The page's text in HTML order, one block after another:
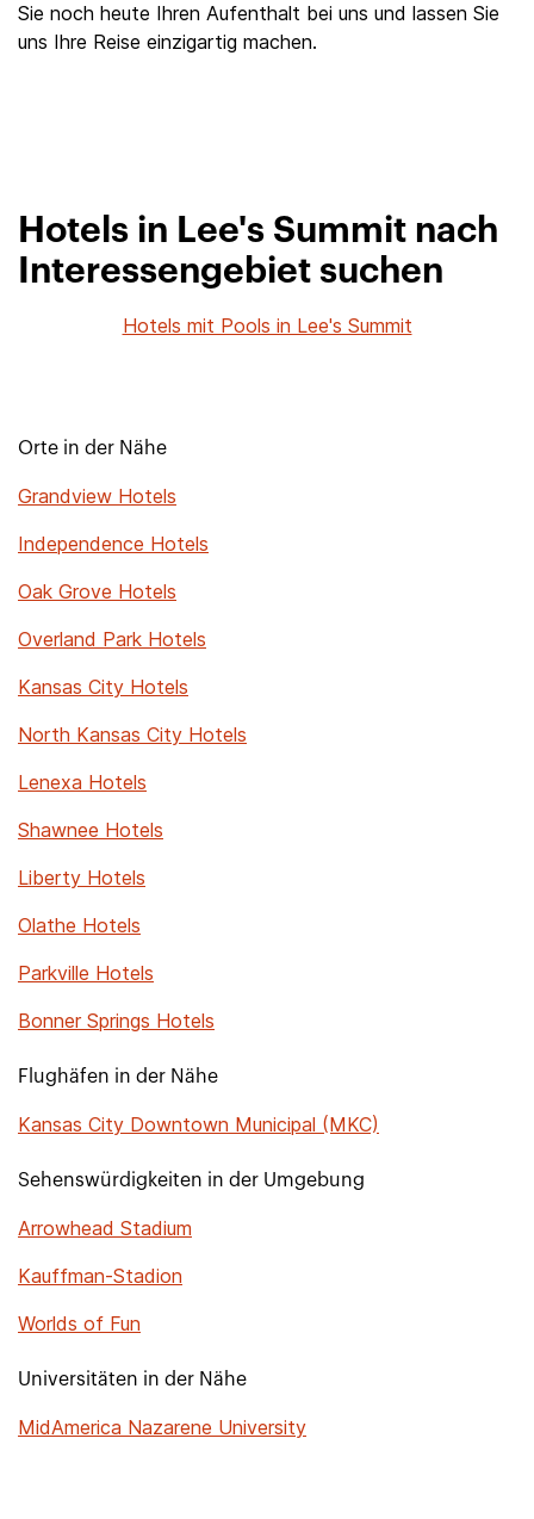
Sie noch heute Ihren Aufenthalt bei uns und lassen Sie
uns Ihre Reise einzigartig machen.
Hotels in Lee's Summit nach
Interessengebiet suchen
Hotels mit Pools in Lee's Summit
Orte in der Nähe
Grandview Hotels
Independence Hotels
Oak Grove Hotels
Overland Park Hotels
Kansas City Hotels
North Kansas City Hotels
Lenexa Hotels
Shawnee Hotels
Liberty Hotels
Olathe Hotels
Parkville Hotels
Bonner Springs Hotels
Flughäfen in der Nähe
Kansas City Downtown Municipal (MKC)
Sehenswürdigkeiten in der Umgebung
Arrowhead Stadium
Kauffman-Stadion
Worlds of Fun
Universitäten in der Nähe
MidAmerica Nazarene University